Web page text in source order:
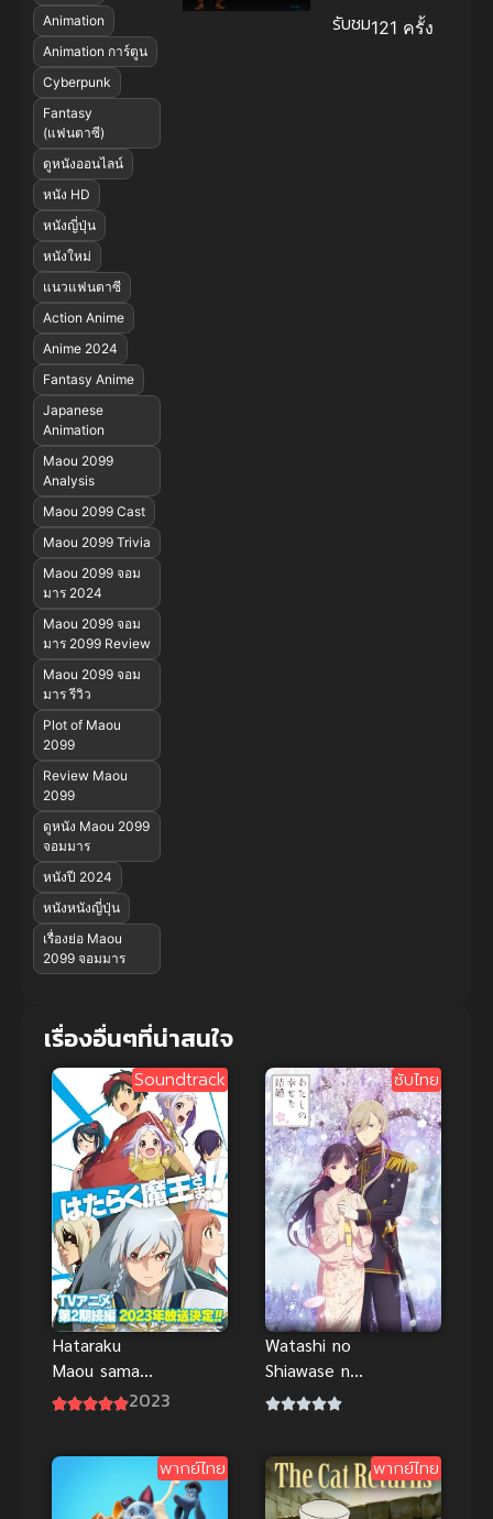
รับชม121 ครั้ง
Animation
Animation การ์ตูน
Cyberpunk
Fantasy
(แฟนตาซี)
ดูหนังออนไลน์
หนัง HD
หนังญี่ปุ่น
หนังใหม่
แนวแฟนตาซี
Action Anime
Anime 2024
Fantasy Anime
Japanese
Animation
Maou 2099
Analysis
Maou 2099 Cast
Maou 2099 Trivia
Maou 2099 จอม
มาร 2024
Maou 2099 จอม
มาร 2099 Review
Maou 2099 จอม
มาร รีวิว
Plot of Maou
2099
Review Maou
2099
ดูหนัง Maou 2099
จอมมาร
หนังปี 2024
หนังหนังญี่ปุ่น
เรื่องย่อ Maou
2099 จอมมาร
เรื่องอื่นๆที่น่าสนใจ
Soundtrack
Hataraku
Maou sama
Season 2
มารสู้ชีวิต
ภาค 2 พาร์ท
2023
ซับไทย
Watashi no
Shiawase na
Kekkon 2 ขอ
2
พากย์ไทย พากย์ไทย